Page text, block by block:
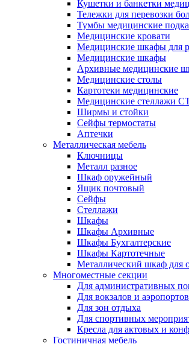
Кушетки и банкетки
Тележки для перевозки
Тумбы медицинские
Медицинские кровати
Медицинские шкафы для
Медицинские шкафы
Архивные медицинские
Медицинские столы
Картотеки медицинские
Медицинские стеллажи
Ширмы и стойки
Сейфы термостаты
Аптечки
Металлическая мебель
Ключницы
Металл разное
Шкаф оружейный
Ящик почтовый
Сейфы
Стеллажи
Шкафы
Шкафы Архивные
Шкафы Бухгалтерские
Шкафы Картотечные
Металлический шкаф для
Многоместные секции
Для административных
Для вокзалов и аэропортов
Для зон отдыха
Для спортивных
Кресла для актовых и
Гостиничная мебель